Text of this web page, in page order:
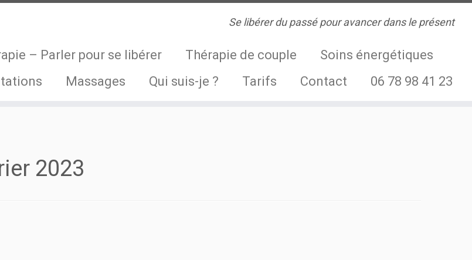
Se libérer du passé pour avancer dans le présent
– Parler pour se libérer Thérapie de couple
Soins énergétiques
Massages Qui suis-je ? Tarifs Contact 06 78 98 41 23
2023